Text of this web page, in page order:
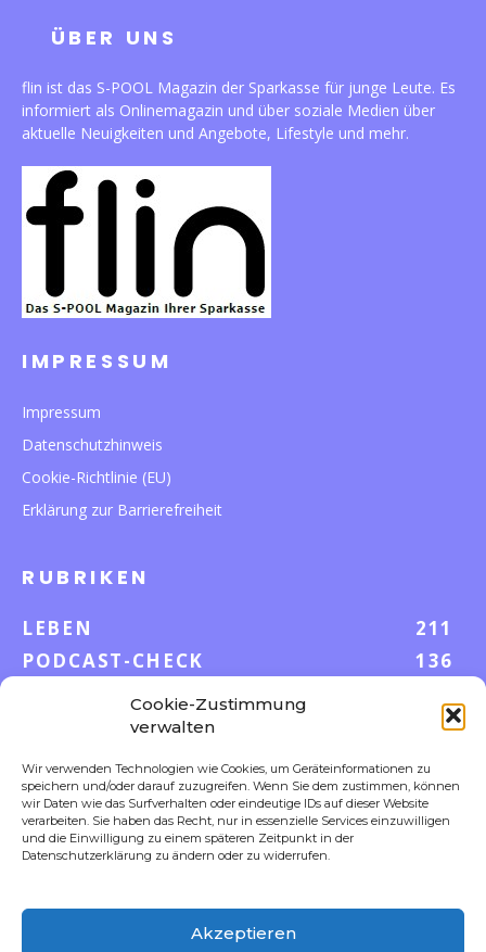
Cookie-Zustimmung
verwalten
Wir verwenden Technologien wie Cookies, um Geräteinformationen zu
speichern und/oder darauf zuzugreifen. Wenn Sie dem zustimmen, können
wir Daten wie das Surfverhalten oder eindeutige IDs auf dieser Website
verarbeiten. Sie haben das Recht, nur in essenzielle Services einzuwilligen
und die Einwilligung zu einem späteren Zeitpunkt in der
Datenschutzerklärung zu ändern oder zu widerrufen.
Akzeptieren
ÜBER UNS
flin ist das S-POOL Magazin der Sparkasse für junge Leute. Es
informiert als Onlinemagazin und über soziale Medien über
aktuelle Neuigkeiten und Angebote, Lifestyle und mehr.
IMPRESSUM
Impressum
Datenschutzhinweis
Cookie-Richtlinie (EU)
Erklärung zur Barrierefreiheit
RUBRIKEN
LEBEN
211
PODCAST-CHECK
136
GELD & KARRIERE
42
AUF UND DAVON
S-POOL VORTEILE
35
DIGITALE WELT
23
FOKUS